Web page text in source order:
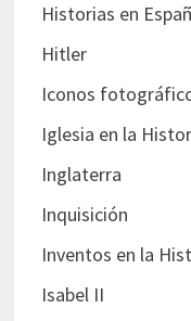
Historias en
Hitler
Iconos
Iglesia en la
Inglaterra
Inquisición
Inventos en la
Isabel II